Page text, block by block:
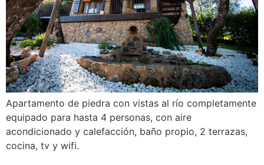
Apartamento de piedra con vistas al río completamente
equipado para hasta 4 personas, con aire
acondicionado y calefacción, baño propio, 2 terrazas,
cocina, tv y wifi.